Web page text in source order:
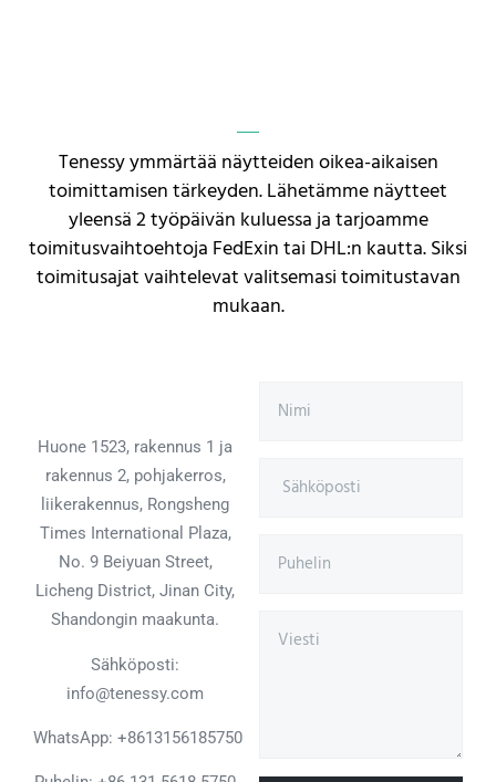
Tenessy ymmärtää näytteiden oikea-aikaisen
toimittamisen tärkeyden. Lähetämme näytteet
yleensä 2 työpäivän kuluessa ja tarjoamme
toimitusvaihtoehtoja FedExin tai DHL:n kautta. Siksi
toimitusajat vaihtelevat valitsemasi toimitustavan
mukaan.
Huone 1523, rakennus 1 ja
rakennus 2, pohjakerros,
liikerakennus, Rongsheng
Times International Plaza,
No. 9 Beiyuan Street,
Licheng District, Jinan City,
Shandongin maakunta.
Sähköposti:
info@tenessy.com
WhatsApp: +8613156185750